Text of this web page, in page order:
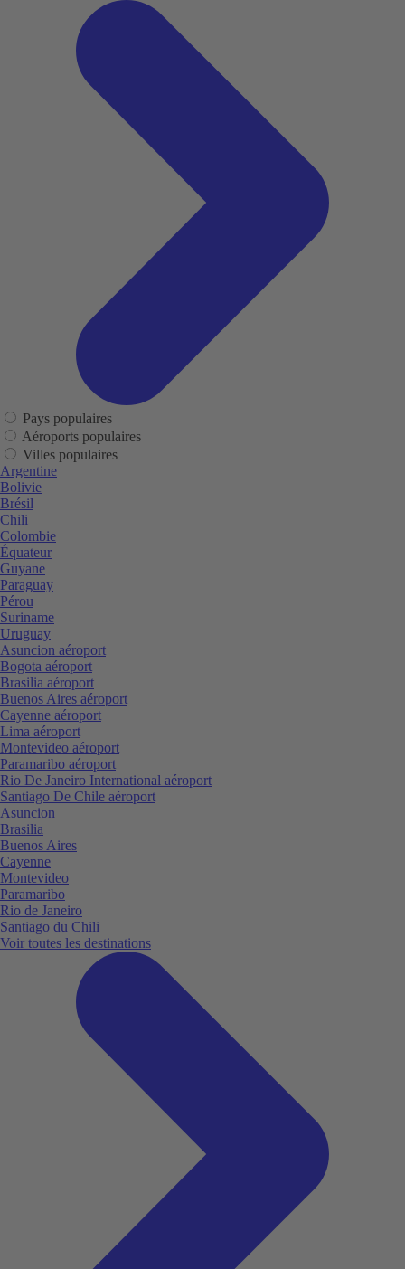
Pays populaires
Aéroports populaires
Villes populaires
Argentine
Bolivie
Brésil
Chili
Colombie
Équateur
Guyane
Paraguay
Pérou
Suriname
Uruguay
Asuncion aéroport
Bogota aéroport
Brasilia aéroport
Buenos Aires aéroport
Cayenne aéroport
Lima aéroport
Montevideo aéroport
Paramaribo aéroport
Rio De Janeiro International aéroport
Santiago De Chile aéroport
Asuncion
Brasilia
Buenos Aires
Cayenne
Montevideo
Paramaribo
Rio de Janeiro
Santiago du Chili
Voir toutes les destinations